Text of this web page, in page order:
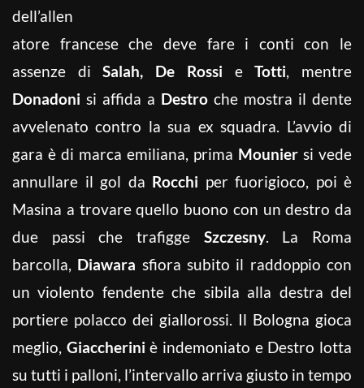
dell’allen
atore francese che deve fare i conti con le
assenze diSalah, De Rossi eTotti, mentre
Donadoni si affida a Destro che mostra il dente
avvelenato contro la sua ex squadra. L’avvio di
gara è di marca emiliana, prima Mounier si vede
annullare il gol da Rocchi per fuorigioco, poi è
Masina a trovare quello buono con un destro da
due passi che trafigge Szczesny. La Roma
barcolla, Diawara sfiora subito il raddoppio con
un violento fendente che sibila alla destra del
portiere polacco dei giallorossi. Il Bologna gioca
meglio, Giaccherini è indemoniato e Destro lotta
su tutti i palloni, l’intervallo arriva giusto in tempo